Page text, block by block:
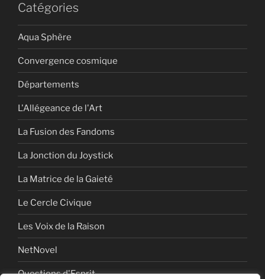
Catégories
Aqua Sphère
Convergence cosmique
Départements
L'Allégeance de l'Art
La Fusion des Fandoms
La Jonction du Joystick
La Matrice de la Gaieté
Le Cercle Civique
Les Voix de la Raison
NetNovel
Questions d'Esprit